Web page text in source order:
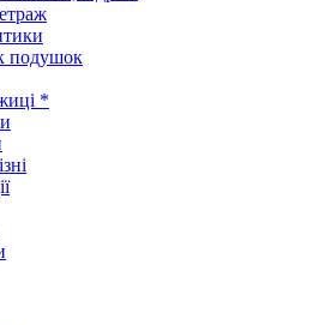
подушок
*